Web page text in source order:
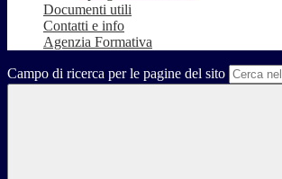
Documenti utili
Contatti e info
Agenzia Formativa
Campo di ricerca per le pagine del sito